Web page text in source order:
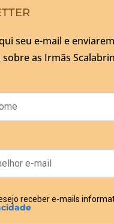
seu e-mail e
as Irmãs
receber e-mails